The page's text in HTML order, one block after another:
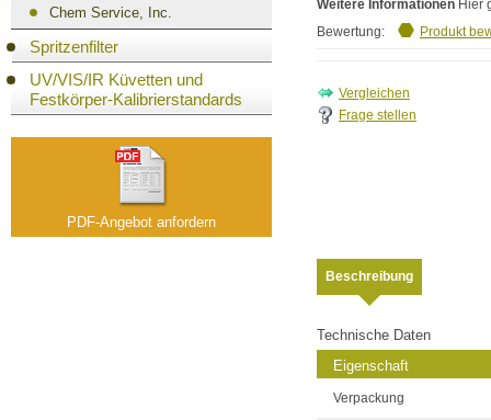
Chem Service, Inc.
Spritzenfilter
UV/VIS/IR Küvetten und
Festkörper-Kalibrierstandards
PDF-Angebot anfordern
Weitere Informationen Hier
Bewertung:
Produkt
Frage stellen
Beschreibung
Technische Daten
Eigenschaft
Verpackung